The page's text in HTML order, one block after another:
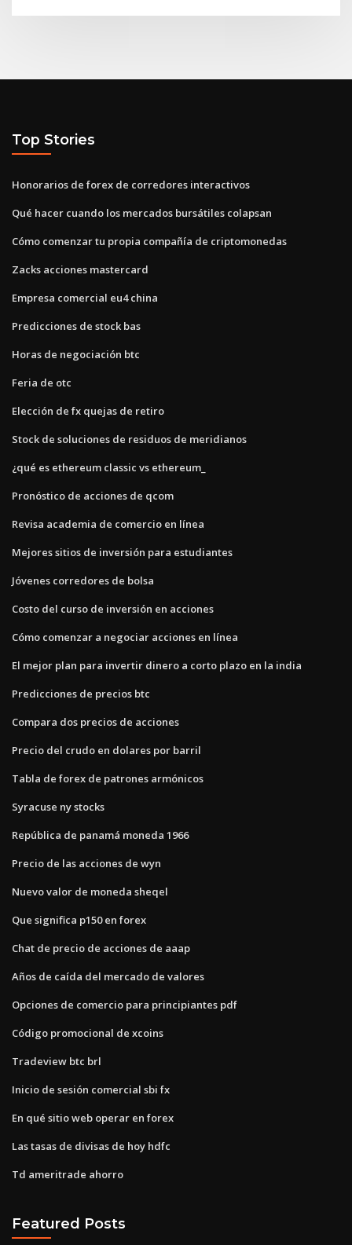
Top Stories
Honorarios de forex de corredores interactivos
Qué hacer cuando los mercados bursátiles colapsan
Cómo comenzar tu propia compañía de criptomonedas
Zacks acciones mastercard
Empresa comercial eu4 china
Predicciones de stock bas
Horas de negociación btc
Feria de otc
Elección de fx quejas de retiro
Stock de soluciones de residuos de meridianos
¿qué es ethereum classic vs ethereum_
Pronóstico de acciones de qcom
Revisa academia de comercio en línea
Mejores sitios de inversión para estudiantes
Jóvenes corredores de bolsa
Costo del curso de inversión en acciones
Cómo comenzar a negociar acciones en línea
El mejor plan para invertir dinero a corto plazo en la india
Predicciones de precios btc
Compara dos precios de acciones
Precio del crudo en dolares por barril
Tabla de forex de patrones armónicos
Syracuse ny stocks
República de panamá moneda 1966
Precio de las acciones de wyn
Nuevo valor de moneda sheqel
Que significa p150 en forex
Chat de precio de acciones de aaap
Años de caída del mercado de valores
Opciones de comercio para principiantes pdf
Código promocional de xcoins
Tradeview btc brl
Inicio de sesión comercial sbi fx
En qué sitio web operar en forex
Las tasas de divisas de hoy hdfc
Td ameritrade ahorro
Featured Posts